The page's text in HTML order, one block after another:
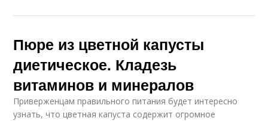
Пюре из цветной капусты
диетическое. Кладезь
витаминов и минералов
Приверженцам правильного питания будет интересно
узнать, что цветная капуста содержит огромное